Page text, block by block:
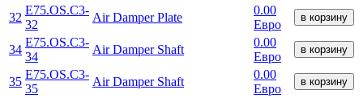
32
E75.OS.C3-
32
Air Damper Plate
0.00
Евро
в корзину
34
E75.OS.C3-
34
Air Damper Shaft
0.00
Евро
в корзину
35
E75.OS.C3-
35
Air Damper Shaft
0.00
Евро
в корзину